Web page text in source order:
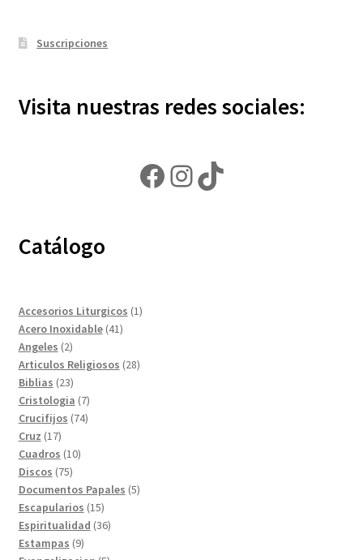
Suscripciones
Visita nuestras redes sociales:
Facebook
Instagram
TikTok
Catálogo
Accesorios Liturgicos 11
Acero Inoxidable 4141
Angeles 22
productos
Articulos Religiosos 2828
Biblias 2323
productos
Cristologia 77
productos
Crucifijos 7474
Cruz 1717
productos
Cuadros 1010
Discos 7575
productos
Documentos Papales 55
Escapularios 1515
productos
Espiritualidad 3636
Estampas 99